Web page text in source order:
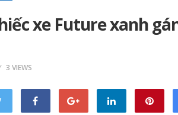
xe Future xanh
3 VIEWS